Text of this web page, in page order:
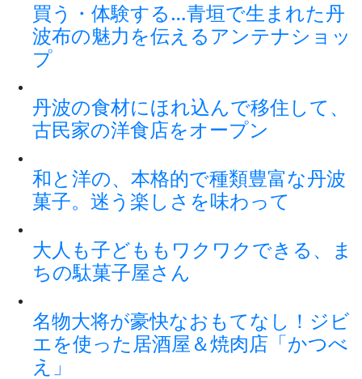
買う・体験する…青垣で生まれた丹
波布の魅力を伝えるアンテナショッ
プ
丹波の食材にほれ込んで移住して、
古民家の洋食店をオープン
和と洋の、本格的で種類豊富な丹波
菓子。迷う楽しさを味わって
大人も子どももワクワクできる、ま
ちの駄菓子屋さん
名物大将が豪快なおもてなし！ジビ
エを使った居酒屋＆焼肉店「かつべ
え」